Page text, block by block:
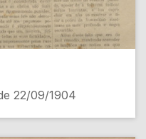
22/09/1904